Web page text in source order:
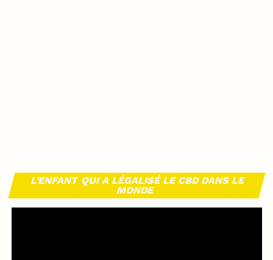
L’ENFANT QUI A LÉGALISÉ LE CBD DANS LE
MONDE